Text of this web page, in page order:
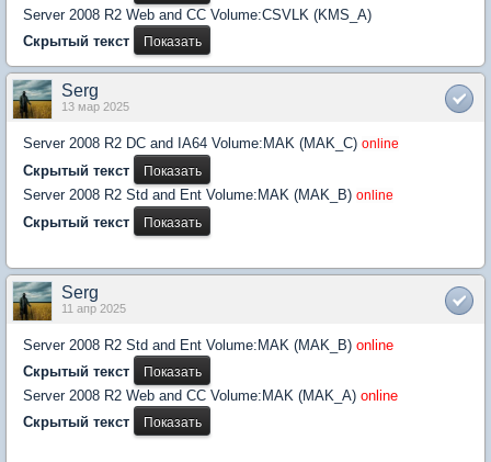
Server 2008 R2 Web and CC Volume:CSVLK (KMS_A)
Скрытый текст
Serg
13 мар 2025
Server 2008 R2 DC and IA64 Volume:MAK (MAK_C) online
Скрытый текст
Server 2008 R2 Std and Ent Volume:MAK (MAK_B) online
Скрытый текст
Serg
11 апр 2025
Server 2008 R2 Std and Ent Volume:MAK (MAK_B) online
Скрытый текст
Server 2008 R2 Web and CC Volume:MAK (MAK_A) online
Скрытый текст